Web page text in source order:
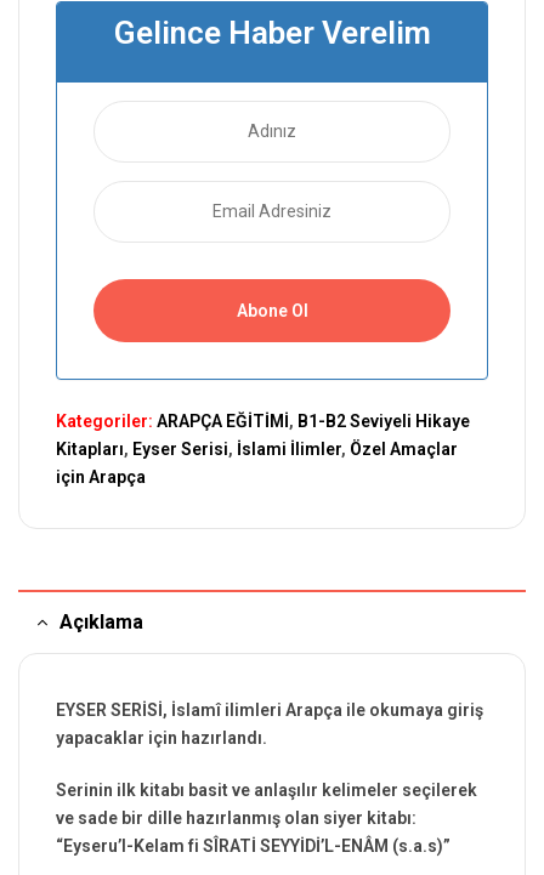
Gelince Haber Verelim
Kategoriler: ARAPÇA EĞİTİMİ, B1-B2 Seviyeli Hikaye
Kitapları, Eyser Serisi, İslami İlimler, Özel Amaçlar
için Arapça
Açıklama
EYSER SERİSİ, İslamî ilimleri Arapça ile okumaya giriş
yapacaklar için hazırlandı.
Serinin ilk kitabı basit ve anlaşılır kelimeler seçilerek
ve sade bir dille hazırlanmış olan siyer kitabı:
“Eyseru’l-Kelam fi SÎRATİ SEYYİDİ’L-ENÂM (s.a.s)”